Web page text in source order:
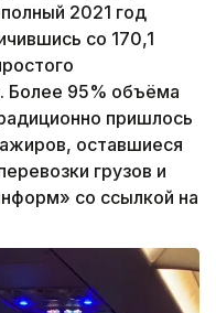
2021 год
со 170,1
Более 95% объёма
пришлось
оставшиеся
грузов и
со ссылкой на